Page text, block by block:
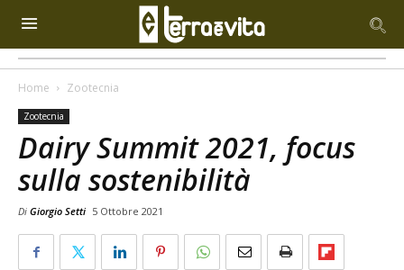
Home Zootecnia
Zootecnia
Dairy Summit 2021, focus
sulla sostenibilità
Di Giorgio Setti 5 Ottobre 2021